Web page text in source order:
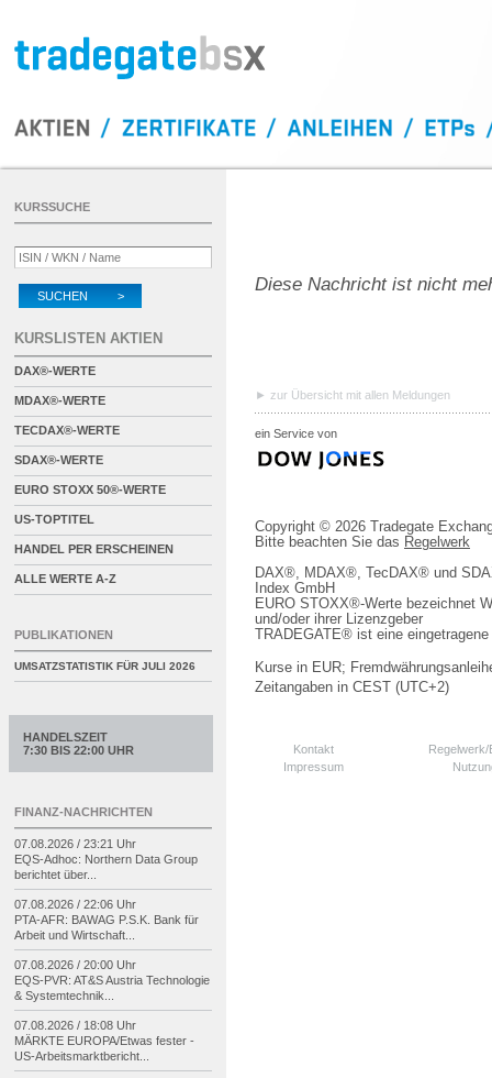
Diese Nachricht ist nicht
zur Übersicht mit allen Meldungen
ein Service von
Copyright © 2026 Tradegate
Bitte beachten Sie das Regelwerk
DAX®, MDAX®, TecDAX® und
Index GmbH
EURO STOXX®-Werte bezeichnet
und/oder ihrer Lizenzgeber
TRADEGATE® ist eine
Kurse in EUR;
Zeitangaben in CEST (UTC+2)
Kontakt
Impressum
KURSSUCHE
SUCHEN >
KURSLISTEN AKTIEN
DAX®-WERTE
MDAX®-WERTE
TECDAX®-WERTE
SDAX®-WERTE
EURO STOXX 50®-WERTE
US-TOPTITEL
HANDEL PER ERSCHEINEN
ALLE WERTE A-Z
PUBLIKATIONEN
UMSATZSTATISTIK FÜR JULI 2026
HANDELSZEIT
7:30 BIS 22:00 UHR
FINANZ-NACHRICHTEN
07.08.2026 / 23:21 Uhr
EQS-Adhoc: Northern Data Group
berichtet über...
07.08.2026 / 22:06 Uhr
PTA-AFR: BAWAG P.S.K. Bank für
Arbeit und Wirtschaft...
07.08.2026 / 20:00 Uhr
EQS-PVR: AT&S Austria Technologie
& Systemtechnik...
07.08.2026 / 18:08 Uhr
MÄRKTE EUROPA/Etwas fester -
US-Arbeitsmarktbericht...